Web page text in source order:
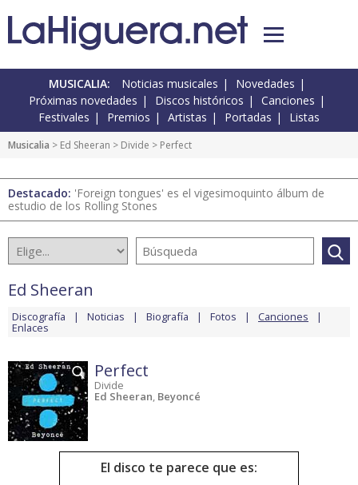
MUSICALIA: Noticias musicales
Novedades
Próximas novedades
Discos históricos
Canciones
Festivales
Premios Artistas Portadas Listas
Musicalia > Ed Sheeran > Divide > Perfect
Destacado: 'Foreign tongues' es el vigesimoquinto álbum de
estudio de los Rolling Stones
Ed Sheeran
Discografía Noticias Biografía Fotos Canciones
Enlaces
Perfect
Divide
Ed Sheeran, Beyoncé
El disco te parece que es: